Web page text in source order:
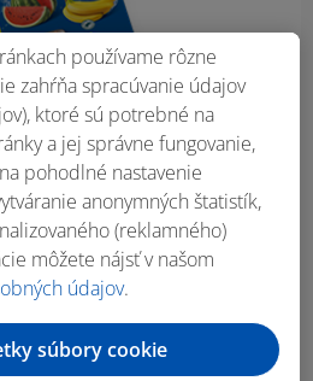
používame rôzne
zahŕňa spracúvanie údajov
ktoré sú potrebné na
a jej správne fungovanie,
pohodlné nastavenie
anonymných štatistík,
(reklamného)
môžete nájsť v našom
údajov.
súbory cookie